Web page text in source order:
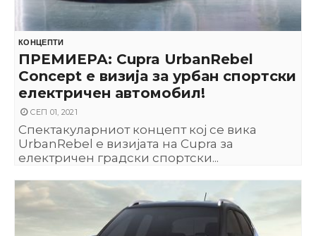
КОНЦЕПТИ
ПРЕМИЕРА: Cupra UrbanRebel
Concept е визија за урбан спортски
електричен автомобил!
СЕП 01, 2021
Спектакуларниот концепт кој се вика
UrbanRebel е визијата на Cupra за
електричен градски спортски...